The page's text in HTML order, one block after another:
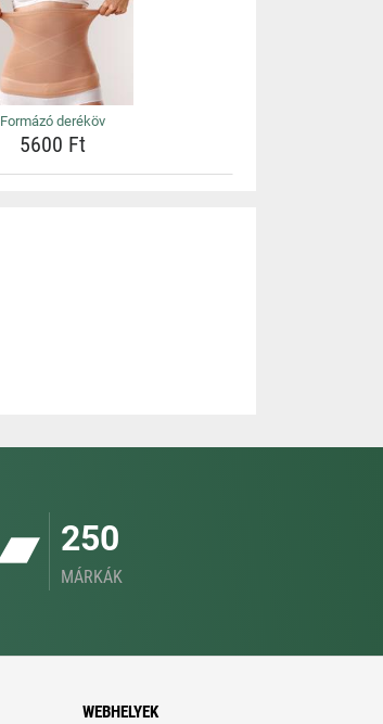
Formázó deréköv
5600 Ft
250
MÁRKÁK
WEBHELYEK